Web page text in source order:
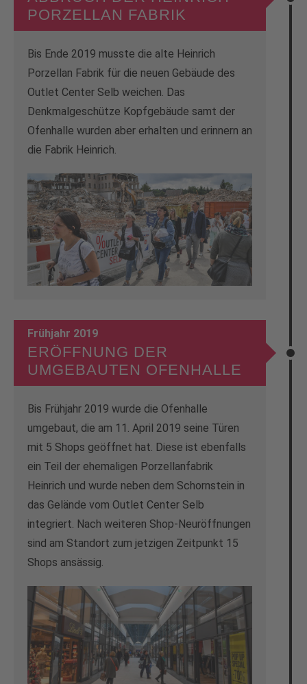
PORZELLAN FABRIK
Bis Ende 2019 musste die alte Heinrich
Porzellan Fabrik für die neuen Gebäude des
Outlet Center Selb weichen. Das
Denkmalgeschütze Kopfgebäude samt der
Ofenhalle wurden aber erhalten und erinnern an
die Fabrik Heinrich.
Frühjahr 2019
ERÖFFNUNG DER
UMGEBAUTEN OFENHALLE
Bis Frühjahr 2019 wurde die Ofenhalle
umgebaut, die am 11. April 2019 seine Türen
mit 5 Shops geöffnet hat. Diese ist ebenfalls
ein Teil der ehemaligen Porzellanfabrik
Heinrich und wurde neben dem Schornstein in
das Gelände vom Outlet Center Selb
integriert. Nach weiteren Shop-Neuröffnungen
sind am Standort zum jetzigen Zeitpunkt 15
Shops ansässig.